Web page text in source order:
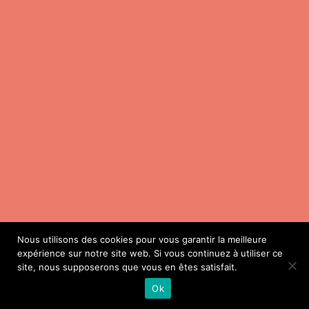
Nous utilisons des cookies pour vous garantir la meilleure
expérience sur notre site web. Si vous continuez à utiliser ce
site, nous supposerons que vous en êtes satisfait.
Ok